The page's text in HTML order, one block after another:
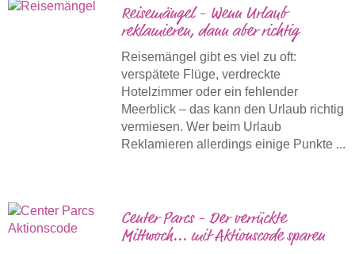
Reisemängel - Wenn Urlaub
reklamieren, dann aber richtig
Reisemängel gibt es viel zu oft:
verspätete Flüge, verdreckte
Hotelzimmer oder ein fehlender
Meerblick – das kann den Urlaub richtig
vermiesen. Wer beim Urlaub
Reklamieren allerdings einige Punkte ...
Center Parcs - Der verrückte
Mittwoch... mit Aktionscode sparen